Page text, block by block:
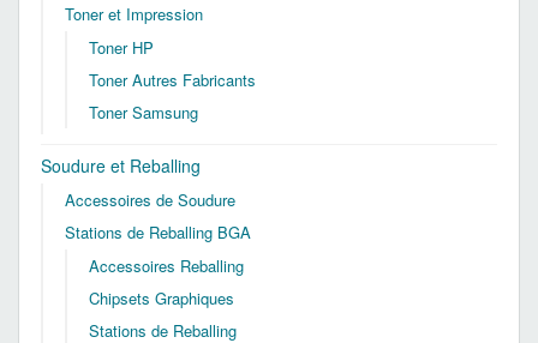
Toner et Impression
Toner HP
Toner Autres Fabricants
Toner Samsung
Soudure et Reballing
Accessoires de Soudure
Stations de Reballing BGA
Accessoires Reballing
Chipsets Graphiques
Stations de Reballing